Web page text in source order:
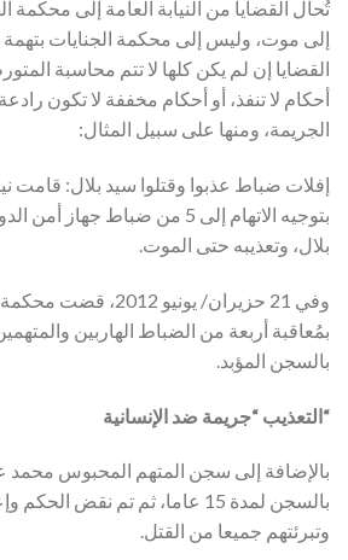
تُحال القضايا من النيابة العامة إلى
إلى موت، وليس إلى محكمة الجنايات
القضايا إن لم يكن كلها لا تتم محاسبة
أحكام لا تنفذ، أو أحكام مخففة لا تكون
الجريمة، ومنها على سبيل المثال:
إفلات ضباط عذبوا وقتلوا سيد بلال: قامت
بتوجيه الاتهام إلى 5 من ضباط
بلال، وتعذيبه حتى الموت.
وفي 21 حزيران/ يونيو
بمُعاقبة أربعة من الضباط الهاربين
بالسجن المؤبد.
“التعذيب “جريمة ضد الإنسانية
بالإضافة إلى سجن المتهم المحبوس محمد
بالسجن لمدة 15 عاما، ثم تم نقض
وتبرئتهم جميعا من القتل.